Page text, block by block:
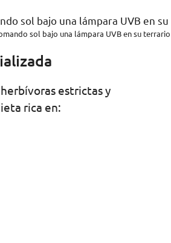
sol bajo una lámpara UVB en su terrario
estrictas y
rica en: